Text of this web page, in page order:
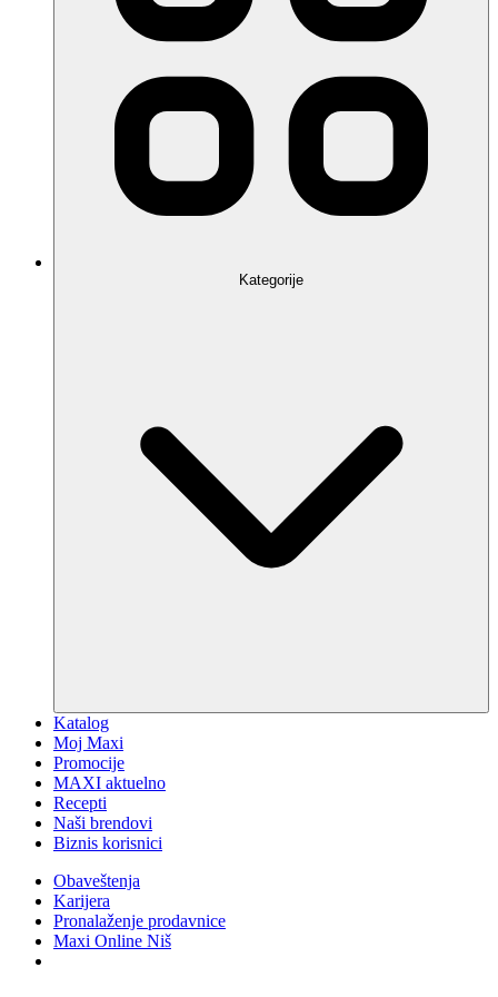
Kategorije
Katalog
Moj Maxi
Promocije
MAXI aktuelno
Recepti
Naši brendovi
Biznis korisnici
Obaveštenja
Karijera
Pronalaženje prodavnice
Maxi Online Niš